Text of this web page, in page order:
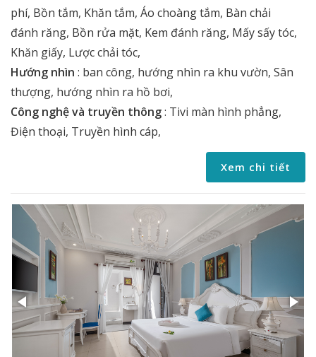
phí, Bồn tắm, Khăn tắm, Áo choàng tắm, Bàn chải
đánh răng, Bồn rửa mặt, Kem đánh răng, Mấy sấy tóc,
Khăn giấy, Lược chải tóc,
Hướng nhìn : ban công, hướng nhìn ra khu vườn, Sân
thượng, hướng nhìn ra hồ bơi,
Công nghệ và truyền thông: Tivi màn hình phẳng,
Điện thoại, Truyền hình cáp,
Xem chi tiết